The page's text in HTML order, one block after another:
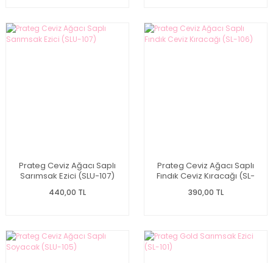
Prateg Ceviz Ağacı Saplı
Sarımsak Ezici (SLU-107)
440,00 TL
Prateg Ceviz Ağacı Saplı
Fındık Ceviz Kıracağı (SL-
390,00 TL